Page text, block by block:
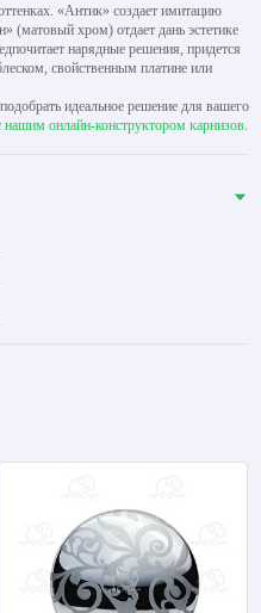
«Антик» создает имитацию
(матовый хром) отдает дань эстетике
нарядные решения, придется
свойственным платине или
идеальное решение для вашего
нашим онлайн-конструктором карнизов.